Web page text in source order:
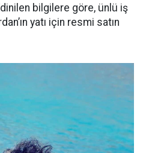
bilgilere göre, ünlü iş
yatı için resmi satın